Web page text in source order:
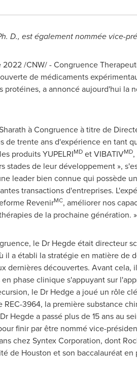
D., est également nommée vice-
2022/CNW/ - Congruence
de médicaments
protéines, a annoncé aujourd'hui la
à Congruence à titre de
de trente ans d'expérience en tant
produits YUPELRIMDet VIBATIVMD,
stades de leur développement »,
leader bien connue qui possède
transactions d'entreprises.
RevenirMC, améliorer nos
de la prochaine génération. »
le Dr Hegde était directeur
il a établi la stratégie en matière
dernières découvertes. Avant
phase clinique s'appuyant sur
le Dr Hedge a joué un rôle
REC-3964, la première substance
Hegde a passé plus de 15 ans au
finir par être nommé vice-
chez Syntex Corporation, dont
de Houston et son baccalauréat